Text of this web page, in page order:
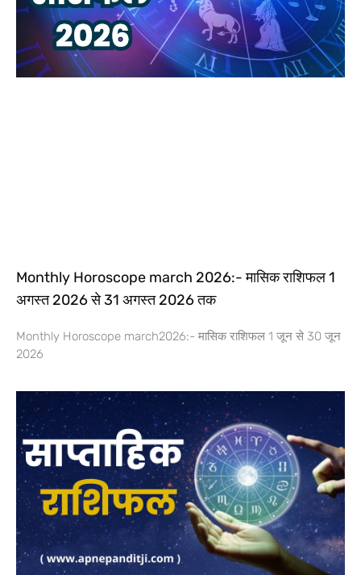
Monthly Horoscope march 2026:- मासिक राशिफल 1
अगस्त 2026 से 31 अगस्त 2026 तक
Monthly Horoscope march2026:- मासिक राशिफल 1 जून से 30 जून
2026